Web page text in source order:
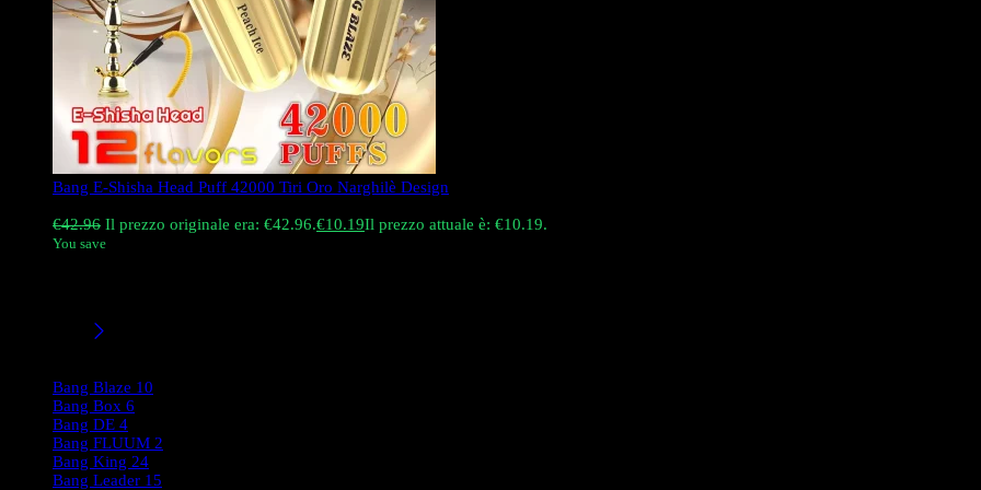
Bang E-Shisha Head Puff 42000 Tiri Oro Narghilè Design
€42.96 Il prezzo originale era: €42.96.€10.19Il prezzo attuale è: €10.19.
You save
Bang Blaze 10
Bang Box 6
Bang DE 4
Bang FLUUM 2
Bang King 24
Bang Leader 15